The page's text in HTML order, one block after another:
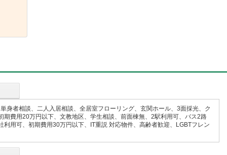
者相談、二人入居相談、全居室フローリング、玄関ホール、3面採光、ク
費用20万円以下、文教地区、学生相談、前面棟無、2駅利用可、バス2路
用可、初期費用30万円以下、IT重説 対応物件、高齢者歓迎、LGBTフレン